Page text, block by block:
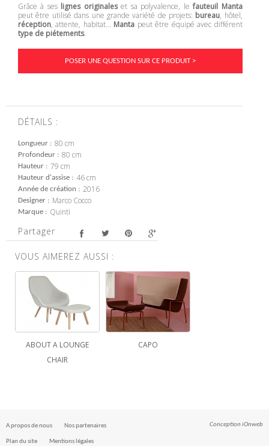
Grâce à ses lignes originaleset sa polyvalence, lefauteuil Manta
peut être utilisé dans une grande variété de projets: bureau, hôtel,
réception, attente, habitat… Manta peut être équipé avec différent
type de piétements.
POSER UNE QUESTION SUR CE PRODUIT >
DÉTAILS :
Longueur 80 cm
Profondeur 80 cm
Hauteur 79 cm
Hauteur d'assise 46 cm
Année de création 2016
Designer Marco Cocco
Marque Quinti
Partager
VOUS AIMEREZ AUSSI :
ABOUT A LOUNGE
CHAIR
CAPO
A propos de nous Nos partenaires
Plan du site Mentions légales
Conception iOnweb